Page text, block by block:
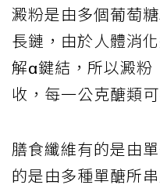
澱粉是由多個葡萄
長鏈，由於人體消
解α鍵結，所以澱粉
收，每一公克醣類
膳食纖維有的是由
的是由多種單醣所